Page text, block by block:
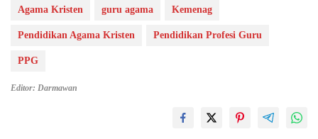
Agama Kristen guru agama Kemenag
Pendidikan Agama Kristen Pendidikan Profesi Guru
PPG
Editor: Darmawan